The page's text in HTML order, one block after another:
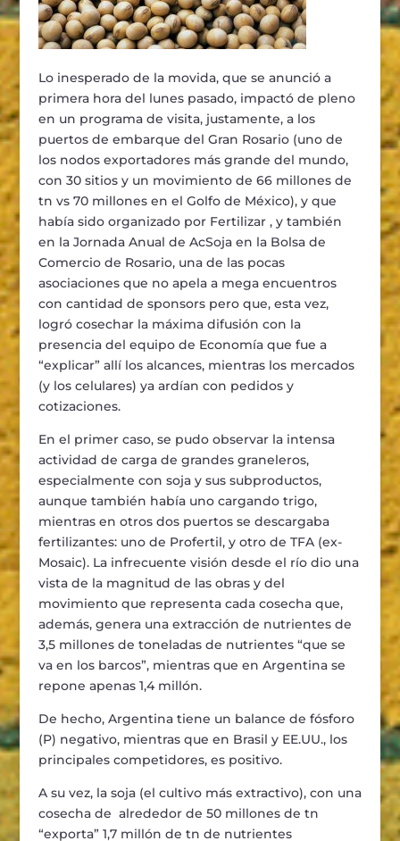
Lo inesperado de la movida, que se anunció a
primera hora del lunes pasado, impactó de pleno
en un programa de visita, justamente, a los
puertos de embarque del Gran Rosario (uno de
los nodos exportadores más grande del mundo,
con 30 sitios y un movimiento de 66 millones de
tn vs 70 millones en el Golfo de México), y que
había sido organizado por Fertilizar , y también
en la Jornada Anual de AcSoja en la Bolsa de
Comercio de Rosario, una de las pocas
asociaciones que no apela a mega encuentros
con cantidad de sponsors pero que, esta vez,
logró cosechar la máxima difusión con la
presencia del equipo de Economía que fue a
“explicar” allí los alcances, mientras los mercados
(y los celulares) ya ardían con pedidos y
cotizaciones.
En el primer caso, se pudo observar la intensa
actividad de carga de grandes graneleros,
especialmente con soja y sus subproductos,
aunque también había uno cargando trigo,
mientras en otros dos puertos se descargaba
fertilizantes: uno de Profertil, y otro de TFA (ex-
Mosaic). La infrecuente visión desde el río dio una
vista de la magnitud de las obras y del
movimiento que representa cada cosecha que,
además, genera una extracción de nutrientes de
3,5 millones de toneladas de nutrientes “que se
va en los barcos”, mientras que en Argentina se
repone apenas 1,4 millón.
De hecho, Argentina tiene un balance de fósforo
(P) negativo, mientras que en Brasil y EE.UU., los
principales competidores, es positivo.
A su vez, la soja (el cultivo más extractivo), con una
cosecha de alrededor de 50 millones de tn
“exporta” 1,7 millón de tn de nutrientes